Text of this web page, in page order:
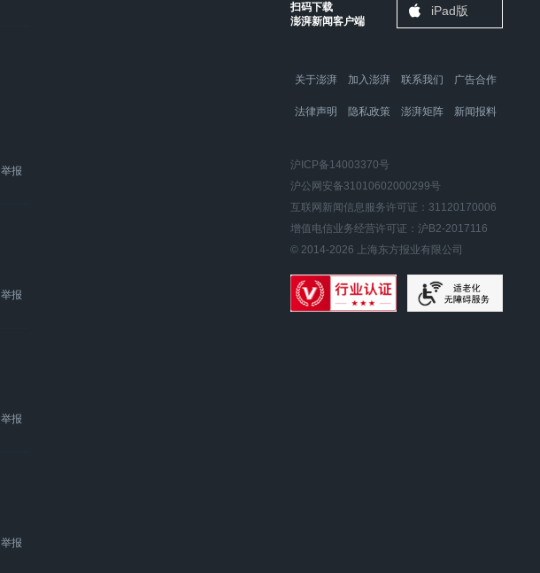
举报
举报
举报
举报
扫码下载
澎湃新闻客户端
iPad版
关于澎湃 加入澎湃 联系我们 广告合作
法律声明 隐私政策 澎湃矩阵 新闻报料
沪ICP备14003370号
沪公网安备31010602000299号
互联网新闻信息服务许可证：31120170006
增值电信业务经营许可证：沪B2-2017116
© 2014-2026 上海东方报业有限公司